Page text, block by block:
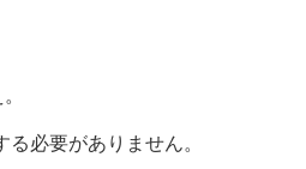
必要がありません。